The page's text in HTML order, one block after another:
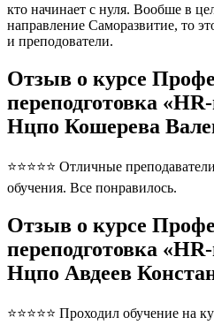
кто начинает с нуля. Вообше в
направление Саморазвитие, то
и преподователи.
Отзыв о курсе
переподготовка
Нцпо Кошерева
⭐⭐⭐⭐⭐ Отличные
обучения. Все понравилось.
Отзыв о курсе
переподготовка
Нцпо Авдеев
⭐⭐⭐⭐⭐ Проходил обучение на